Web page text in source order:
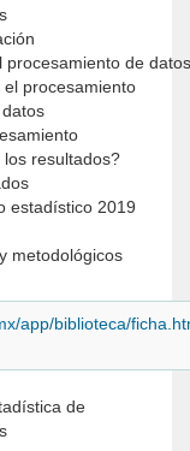
de
procesamiento
resultados?
estadístico 2019
metodológicos
app/biblioteca/